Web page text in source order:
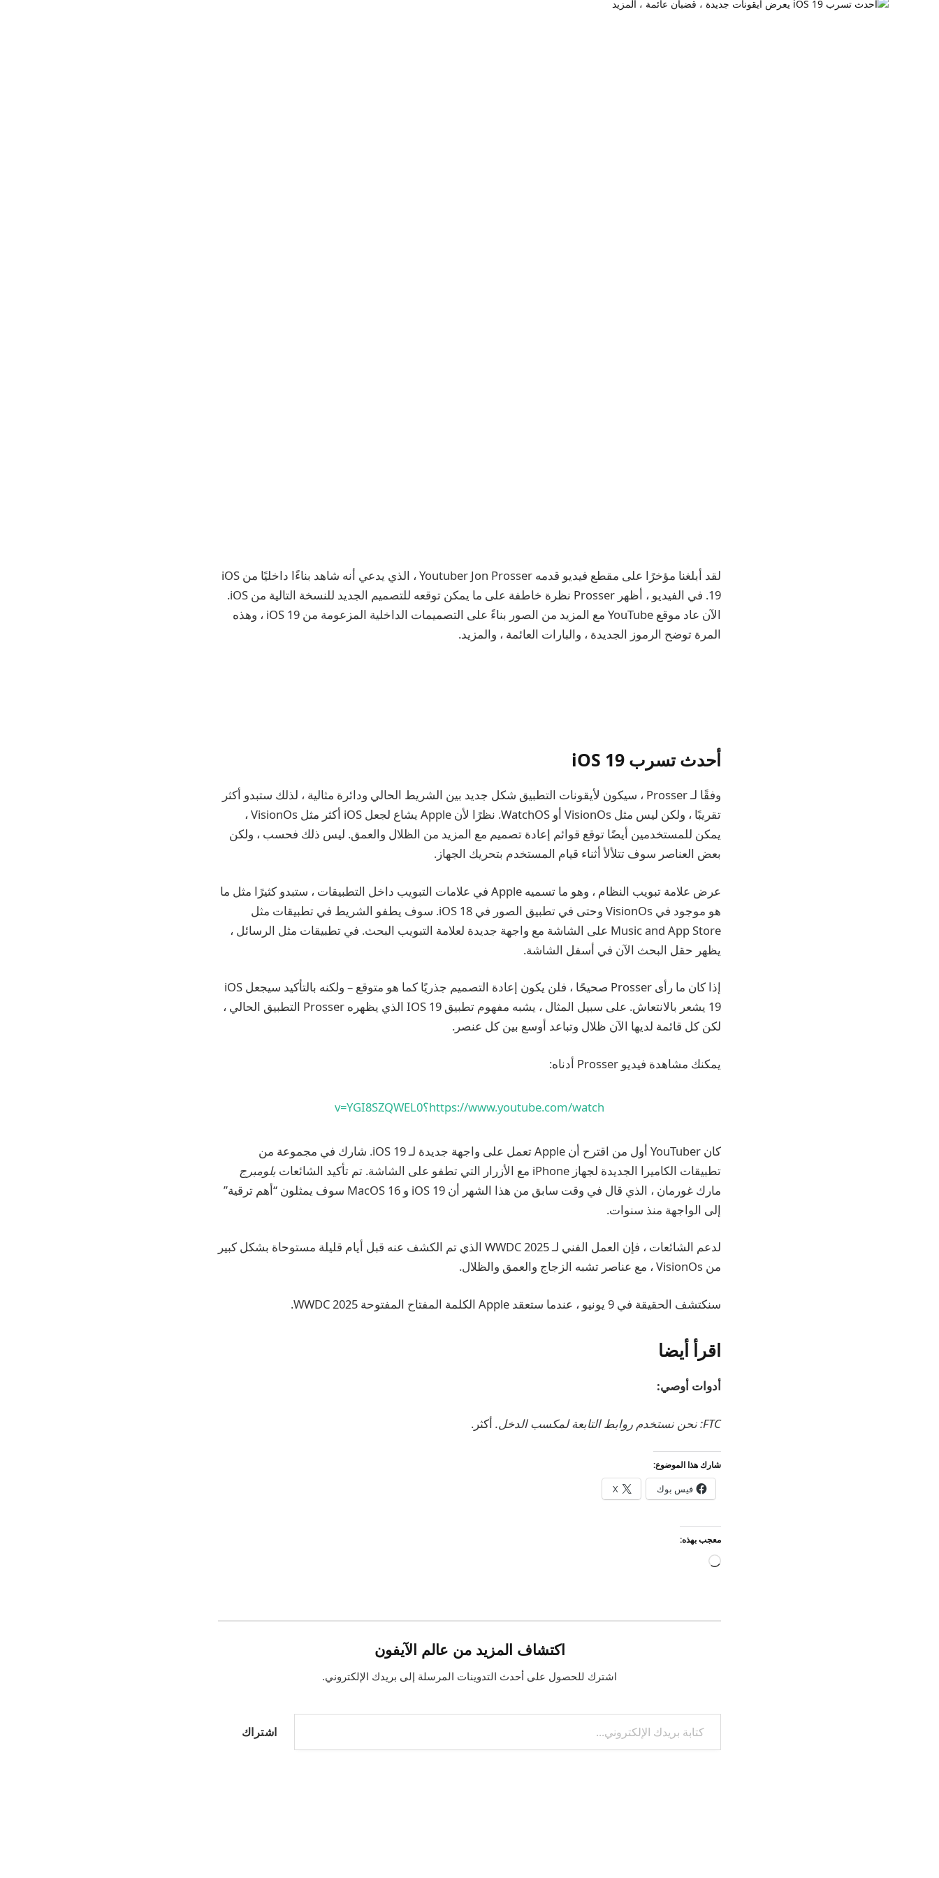
لقد أبلغنا مؤخرًا على مقطع فيديو قدمه Youtuber Jon Prosser ، الذي يدعي أنه شاهد بناءًا داخليًا من iOS
19. في الفيديو ، أظهر Prosser نظرة خاطفة على ما يمكن توقعه للتصميم الجديد للنسخة التالية من iOS.
الآن عاد موقع YouTube مع المزيد من الصور بناءً على التصميمات الداخلية المزعومة من iOS 19 ، وهذه
المرة توضح الرموز الجديدة ، والبارات العائمة ، والمزيد.
أحدث تسرب iOS 19
وفقًا لـ Prosser ، سيكون لأيقونات التطبيق شكل جديد بين الشريط الحالي ودائرة مثالية ، لذلك ستبدو أكثر
تقريبًا ، ولكن ليس مثل VisionOs أو WatchOS. نظرًا لأن Apple يشاع لجعل iOS أكثر مثل VisionOs ،
يمكن للمستخدمين أيضًا توقع قوائم إعادة تصميم مع المزيد من الظلال والعمق. ليس ذلك فحسب ، ولكن
بعض العناصر سوف تتلألأ أثناء قيام المستخدم بتحريك الجهاز.
عرض علامة تبويب النظام ، وهو ما تسميه Apple في علامات التبويب داخل التطبيقات ، ستبدو كثيرًا مثل ما
هو موجود في VisionOs وحتى في تطبيق الصور في iOS 18. سوف يطفو الشريط في تطبيقات مثل
Music and App Store على الشاشة مع واجهة جديدة لعلامة التبويب البحث. في تطبيقات مثل الرسائل ،
يظهر حقل البحث الآن في أسفل الشاشة.
إذا كان ما رأى Prosser صحيحًا ، فلن يكون إعادة التصميم جذريًا كما هو متوقع – ولكنه بالتأكيد سيجعل iOS
19 يشعر بالانتعاش. على سبيل المثال ، يشبه مفهوم تطبيق IOS 19 الذي يظهره Prosser التطبيق الحالي ،
لكن كل قائمة لديها الآن ظلال وتباعد أوسع بين كل عنصر.
يمكنك مشاهدة فيديو Prosser أدناه:
https://www.youtube.com/watch؟v=YGI8SZQWEL0
كان YouTuber أول من اقترح أن Apple تعمل على واجهة جديدة لـ iOS 19. شارك في مجموعة من
تطبيقات الكاميرا الجديدة لجهاز iPhone مع الأزرار التي تطفو على الشاشة. تم تأكيد الشائعات
بلومبرج
مارك غورمان ، الذي قال في وقت سابق من هذا الشهر أن iOS 19 و MacOS 16 سوف يمثلون “أهم ترقية”
إلى الواجهة منذ سنوات.
لدعم الشائعات ، فإن العمل الفني لـ WWDC 2025 الذي تم الكشف عنه قبل أيام قليلة مستوحاة بشكل كبير
من VisionOs ، مع عناصر تشبه الزجاج والعمق والظلال.
سنكتشف الحقيقة في 9 يونيو ، عندما ستعقد Apple الكلمة المفتاح المفتوحة WWDC 2025.
اقرأ أيضا
أدوات أوصي:
FTC: نحن نستخدم روابط التابعة لمكسب الدخل. أكثر.
شارك هذا الموضوع:
فيس بوك X
معجب بهذه:
جاري
اكتشاف المزيد من عالم الآيفون
اشترك للحصول على أحدث التدوينات المرسلة إلى بريدك الإلكتروني.
كتابة بريدك الإلكتروني...
اشتراك